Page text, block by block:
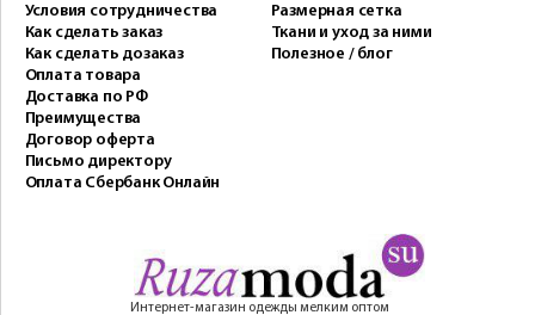
Условия сотрудничества
Как сделать заказ
Как сделать дозаказ
Оплата товара
Доставка по РФ
Преимущества
Договор оферта
Письмо директору
Оплата Сбербанк Онлайн
Размерная сетка
Ткани и уход за ними
Полезное / блог
Интернет-магазин одежды мелким оптом